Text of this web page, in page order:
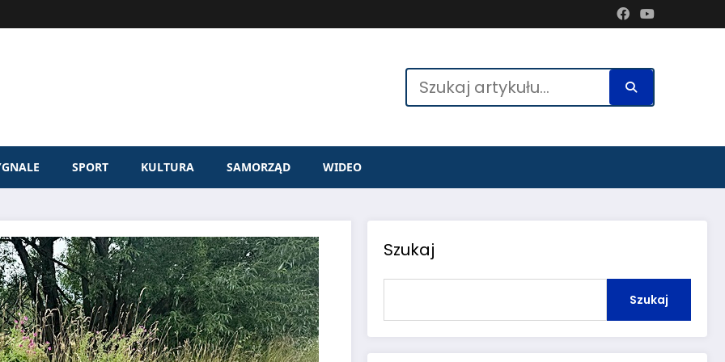
SPORT KULTURA SAMORZĄD WIDEO
Szukaj
Szukaj